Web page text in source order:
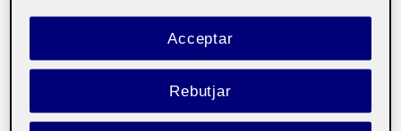
tecnologías, como la realidad aumentada, virtual, o los
controladores como Leap Motion, para generar
dinámicas de aprendizaje innovadoras y disruptivas en
el aula. Igualmente, el proyecto ha incluido el trabajo
Rebutjar
Acceptar